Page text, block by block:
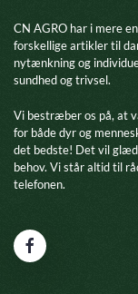
CN AGRO har i mere
forskellige artikler til
nytænkning og
sundhed og trivsel.
​Vi bestræber os på, at
for både dyr og
det bedste! Det vil
behov. Vi står altid til
telefonen.